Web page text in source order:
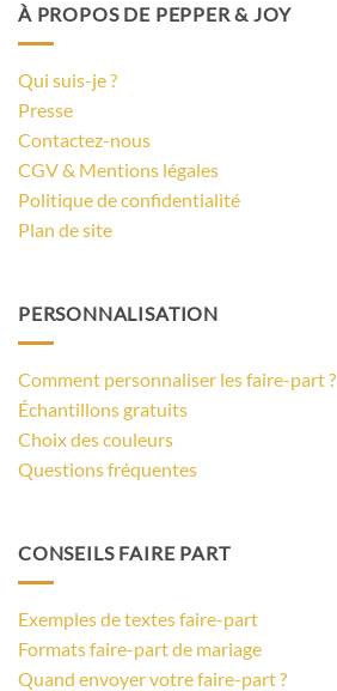
À PROPOS DE PEPPER & JOY
Qui suis-je ?
Presse
Contactez-nous
CGV & Mentions légales
Politique de confidentialité
Plan de site
PERSONNALISATION
Comment personnaliser les faire-part ?
Échantillons gratuits
Choix des couleurs
Questions fréquentes
CONSEILS FAIRE PART
Exemples de textes faire-part
Formats faire-part de mariage
Quand envoyer votre faire-part ?